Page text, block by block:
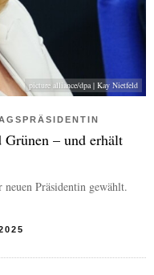
picture alliance/dpa | Kay Nietfeld
– und erhält
Präsidentin gewählt.